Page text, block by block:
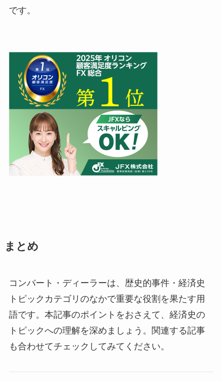
です。
まとめ
コンバート・ディーラーは、歴史的事件・経済史
トピックカテゴリのなかで重要な役割を果たす用
語です。本記事のポイントをおさえて、経済史の
トピックへの理解を深めましょう。関連する記事
も合わせてチェックしてみてください。